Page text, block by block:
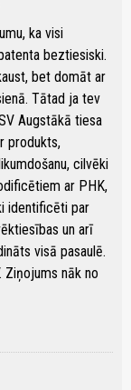
ka visi
beztiesiski.
bet domāt ar
Tātad ja tev
Augstākā tiesa
produkts,
cilvēki
ar PHK,
identificēti par
un arī
visā pasaulē.
nāk no